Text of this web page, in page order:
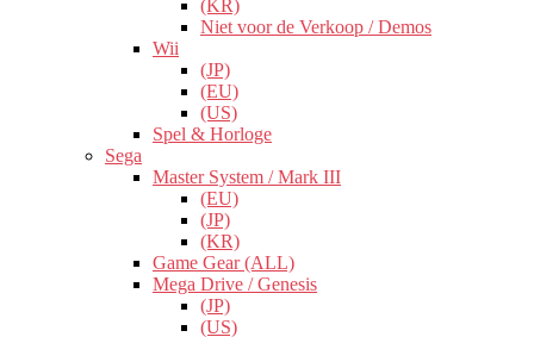
(KR)
Niet voor de Verkoop / Demos
Wii
(JP)
(EU)
(US)
Spel & Horloge
Sega
Master System / Mark III
(EU)
(JP)
(KR)
Game Gear (ALL)
Mega Drive / Genesis
(JP)
(US)